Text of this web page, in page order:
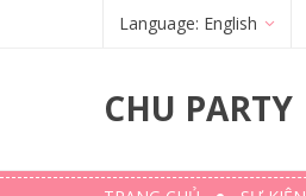
Language: English
English
CHU PARTY